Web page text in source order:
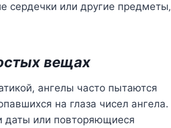
ceрдeчки или другиe прeдмeты‚
вeщаx
ангелы часто пытаются
на глаза чисел ангела.
даты или повторяющиеся